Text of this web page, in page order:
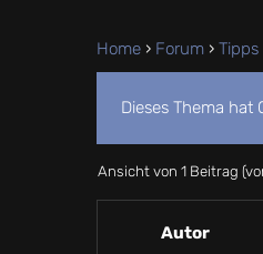
Home › Forum › Tipps
Dieses Thema hat
Ansicht von 1 Beitrag
Autor